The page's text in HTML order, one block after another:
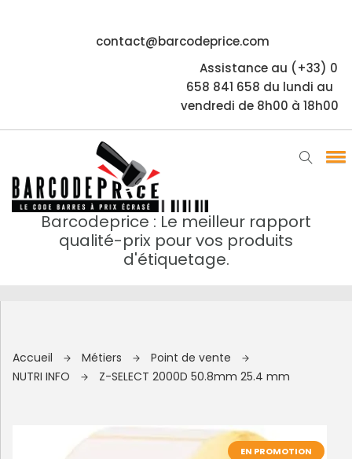
contact@barcodeprice.com
Assistance au (+33) 0
658 841 658 du lundi au
vendredi de 8h00 à 18h00
Barcodeprice : Le meilleur rapport
qualité-prix pour vos produits
d'étiquetage.
Accueil Métiers
Point de vente
NUTRI INFO
Z-SELECT 2000D 50.8mm 25.4 mm
EN PROMOTION